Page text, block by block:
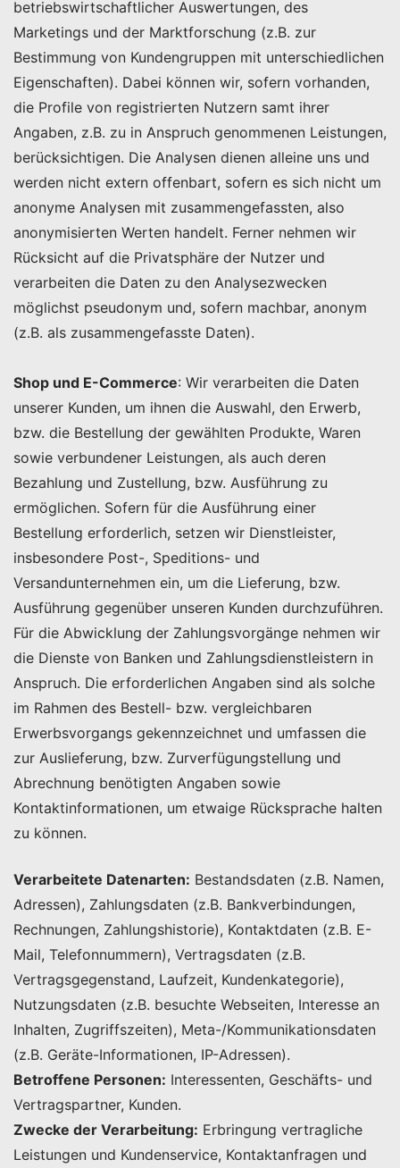
betriebswirtschaftlicher Auswertungen, des
Marketings und der Marktforschung (z.B. zur
Bestimmung von Kundengruppen mit unterschiedlichen
Eigenschaften). Dabei können wir, sofern vorhanden,
die Profile von registrierten Nutzern samt ihrer
Angaben, z.B. zu in Anspruch genommenen Leistungen,
berücksichtigen. Die Analysen dienen alleine uns und
werden nicht extern offenbart, sofern es sich nicht um
anonyme Analysen mit zusammengefassten, also
anonymisierten Werten handelt. Ferner nehmen wir
Rücksicht auf die Privatsphäre der Nutzer und
verarbeiten die Daten zu den Analysezwecken
möglichst pseudonym und, sofern machbar, anonym
(z.B. als zusammengefasste Daten).
Shop und E-Commerce: Wir verarbeiten die Daten
unserer Kunden, um ihnen die Auswahl, den Erwerb,
bzw. die Bestellung der gewählten Produkte, Waren
sowie verbundener Leistungen, als auch deren
Bezahlung und Zustellung, bzw. Ausführung zu
ermöglichen. Sofern für die Ausführung einer
Bestellung erforderlich, setzen wir Dienstleister,
insbesondere Post-, Speditions- und
Versandunternehmen ein, um die Lieferung, bzw.
Ausführung gegenüber unseren Kunden durchzuführen.
Für die Abwicklung der Zahlungsvorgänge nehmen wir
die Dienste von Banken und Zahlungsdienstleistern in
Anspruch. Die erforderlichen Angaben sind als solche
im Rahmen des Bestell- bzw. vergleichbaren
Erwerbsvorgangs gekennzeichnet und umfassen die
zur Auslieferung, bzw. Zurverfügungstellung und
Abrechnung benötigten Angaben sowie
Kontaktinformationen, um etwaige Rücksprache halten
zu können.
Verarbeitete Datenarten: Bestandsdaten (z.B. Namen,
Adressen), Zahlungsdaten (z.B. Bankverbindungen,
Rechnungen, Zahlungshistorie), Kontaktdaten (z.B. E-
Mail, Telefonnummern), Vertragsdaten (z.B.
Vertragsgegenstand, Laufzeit, Kundenkategorie),
Nutzungsdaten (z.B. besuchte Webseiten, Interesse an
Inhalten, Zugriffszeiten), Meta-/Kommunikationsdaten
(z.B. Geräte-Informationen, IP-Adressen).
Betroffene Personen: Interessenten, Geschäfts- und
Vertragspartner, Kunden.
Zwecke der Verarbeitung: Erbringung vertragliche
Leistungen und Kundenservice, Kontaktanfragen und